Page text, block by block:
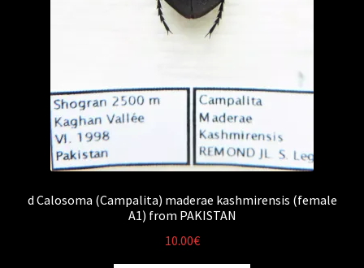
d Calosoma (Campalita) maderae kashmirensis (female
A1) from PAKISTAN
10.00€